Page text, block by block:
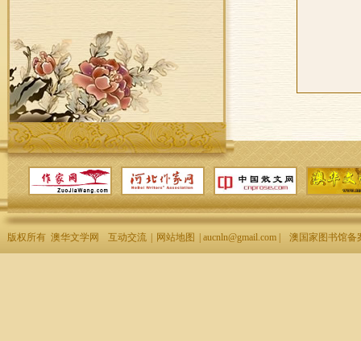
版权所有 澳华文学网 互动交流 网站地图 | aucnln@gmail.com | 澳国家图书馆备